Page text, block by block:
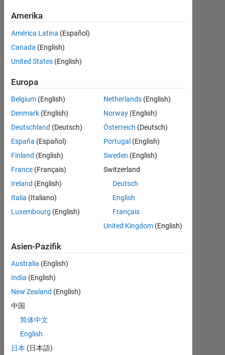
Following:
0
Follow
Dashboard
Statistik
MATLAB Answers
BEITRÄGE
0
2
3
5
RANG
302.023
REPUTATION
Amerika
América Latina (Español)
Canada (English)
United States (English)
Europa
Belgium (English)
Denmark (English)
Deutschland (Deutsch)
España (Español)
Finland (English)
France (Français)
Ireland (English)
Italia (Italiano)
Luxembourg (English)
Netherlands (English)
Norway (English)
Österreich (Deutsch)
Portugal (English)
Sweden (English)
Switzerland
Deutsch
English
Français
United Kingdom (English)
Asien-Pazifik
Australia (English)
India (English)
New Zealand (English)
中国
简体中文
English
日本 (日本語)